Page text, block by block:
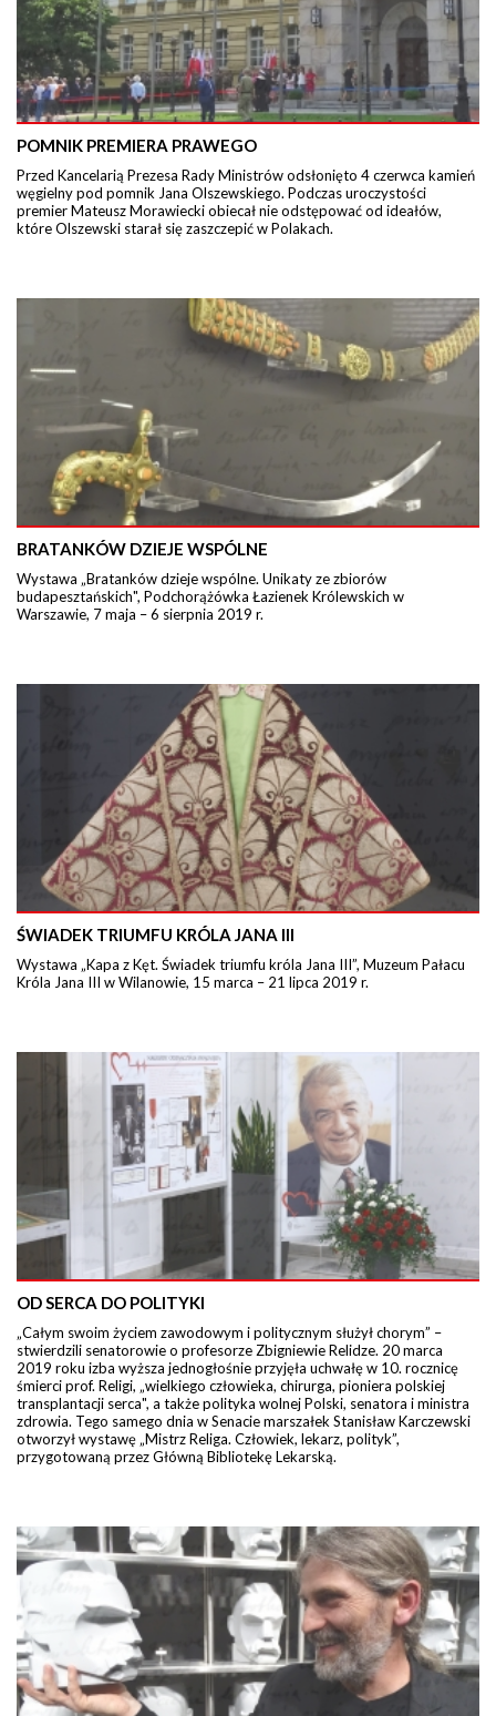
POMNIK PREMIERA PRAWEGO
Przed Kancelarią Prezesa Rady Ministrów odsłonięto 4 czerwca kamień
węgielny pod pomnik Jana Olszewskiego. Podczas uroczystości
premier Mateusz Morawiecki obiecał nie odstępować od ideałów,
które Olszewski starał się zaszczepić w Polakach.
BRATANKÓW DZIEJE WSPÓLNE
Wystawa „Bratanków dzieje wspólne. Unikaty ze zbiorów
budapesztańskich", Podchorążówka Łazienek Królewskich w
Warszawie, 7 maja – 6 sierpnia 2019 r.
ŚWIADEK TRIUMFU KRÓLA JANA III
Wystawa „Kapa z Kęt. Świadek triumfu króla Jana III”, Muzeum Pałacu
Króla Jana III w Wilanowie, 15 marca – 21 lipca 2019 r.
OD SERCA DO POLITYKI
„Całym swoim życiem zawodowym i politycznym służył chorym” –
stwierdzili senatorowie o profesorze Zbigniewie Relidze. 20 marca
2019 roku izba wyższa jednogłośnie przyjęła uchwałę w 10. rocznicę
śmierci prof. Religi, „wielkiego człowieka, chirurga, pioniera polskiej
transplantacji serca", a także polityka wolnej Polski, senatora i ministra
zdrowia. Tego samego dnia w Senacie marszałek Stanisław Karczewski
otworzył wystawę „Mistrz Religa. Człowiek, lekarz, polityk”,
przygotowaną przez Główną Bibliotekę Lekarską.